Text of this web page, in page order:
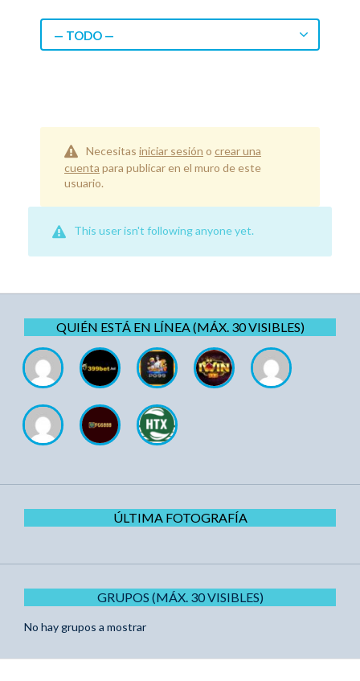
— TODO —
Necesitas iniciar sesión o crear una
cuenta para publicar en el muro de este
usuario.
This user isn't following anyone yet.
QUIÉN ESTÁ EN LÍNEA (MÁX. 30 VISIBLES)
ÚLTIMA FOTOGRAFÍA
GRUPOS (MÁX. 30 VISIBLES)
No hay grupos a mostrar